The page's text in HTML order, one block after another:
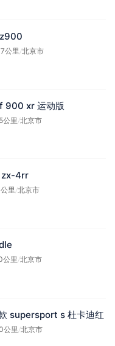
公里/北京市
900 xr 运动版
公里/北京市
zx-4rr
里/北京市
里 /北京市
supersport s 杜卡迪红
里/北京市